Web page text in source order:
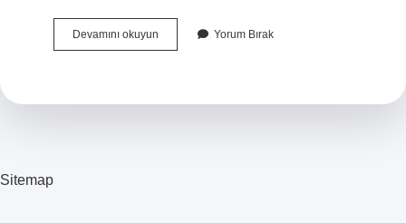
Devamını okuyunAgah
Kaçıncı
Yorum Bırak
Sitemap